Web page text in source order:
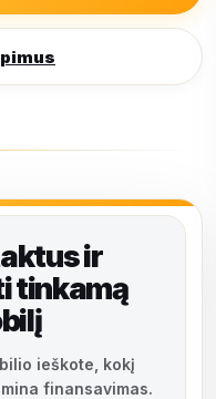
ir
tinkamą
ieškote, kokį
finansavimas.